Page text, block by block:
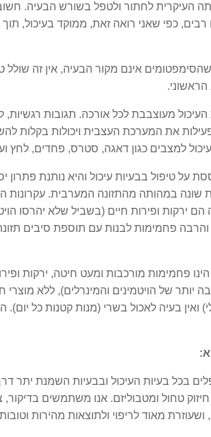
דקה
העיקרית לחתור ולטפל בשורש הבעיה. חשוב
כפי שאני רואה זאת, ממוקד בעיכול, תוך
אינם מקור הבעיה, אין זה שולל
מעוצבבת לכל אורכה. תגובות
את המערכת העצבית ויכולות בקלות
למצבים כגון דאגה, סטרס, פחדים, לחץ
על טיפול בבעיות עיכול והיא נותנת פתרון
שונה במהותה מהתזונה המערבית. עקרונות
הם ירקות ופירות חיים (בשביל שלא יהרסו
פחמימות לבנות עם תוספת סיבים
פחמימות מורכבות ומעט חיטה, ירקות
יותר של הויטמינים והמינרלים), ללא מוצרי
ואין בעיה לאכול בשרי (מנות קטנות כל
בכל בעיות העיכול ובבעיות השמנת יתר
טחול ומטבוליזם. אנו משתמשים בדיקור,
מאוד לריפוי ולתוצאות מהירות